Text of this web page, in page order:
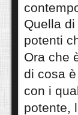
Quella
potenti
Ora che
di cosa
con i
potente,